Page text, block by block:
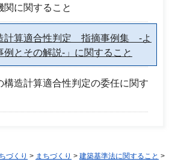
関に関すること
計算適合性判定 指摘事例集 -よ
例とその解説-」に関すること
構造計算適合性判定の委任に関す
づくり > まちづくり > 建築基準法に関すること >